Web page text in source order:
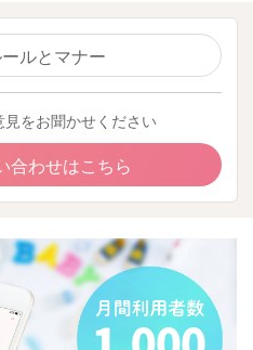
ルとマナー
をお聞かせください
合わせはこちら